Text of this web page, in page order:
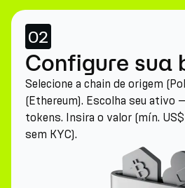
02
Configure sua
Selecione a chain de origem
(Ethereum). Escolha seu ativo
tokens. Insira o valor (mín. US$
sem KYC).